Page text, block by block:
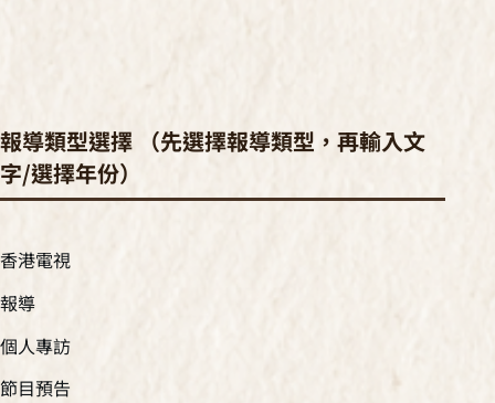
報導類型選擇 （先選擇報導類型，再輸入文
字/選擇年份）
香港電視
報導
個人專訪
節目預告